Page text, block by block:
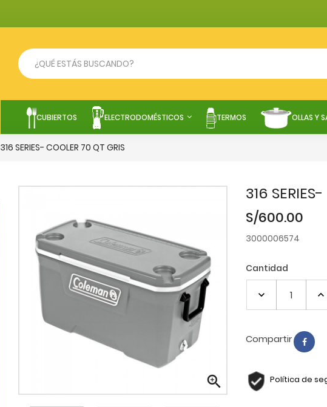
CUBIERTOS ELECTRODOMÉSTICOS TERMOS OLLAS Y
316 SERIES- COOLER 70 QT GRIS

316
S/600.00
3000006574
Cantidad
Compartir
Política de